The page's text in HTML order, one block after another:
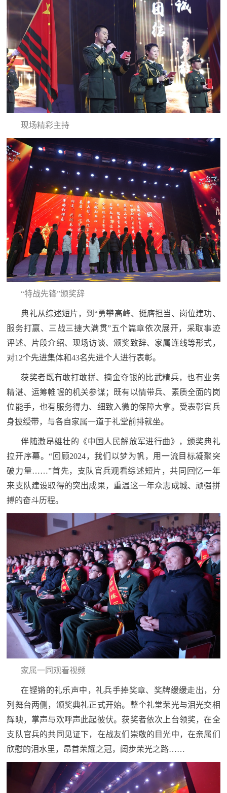
弟
兵
员
防
空
人
民
防
空
国
防
智
库
国
库
英
模
英
雄
模
范
役
人
风
采
役
人
风
采
役
军
人
服
务
退
役
军
服
务
文
化
防
文
化
国
防
红
色
文
现场精彩主持
“特战先锋”颁奖辞
典礼从综述短片，到“勇攀高峰、挺膺担当、岗位建功、
服务打赢、三战三捷大满贯”五个篇章依次展开，采取事迹
评述、片段介绍、现场访谈、颁奖致辞、家属连线等形式，
对12个先进集体和43名先进个人进行表彰。
获奖者既有敢打敢拼、摘金夺银的比武精兵，也有业务
精湛、运筹帷幄的机关参谋；既有以情带兵、素质全面的岗
位能手，也有服务得力、细致入微的保障大拿。受表彰官兵
身披绶带，与各自家属一道于礼堂前排就坐。
伴随激昂雄壮的《中国人民解放军进行曲》，颁奖典礼
拉开序幕。“回顾2024，我们以梦为帆，用一流目标凝聚突
破力量……”首先，支队官兵观看综述短片，共同回忆一年
来支队建设取得的突出成果，重温这一年众志成城、顽强拼
搏的奋斗历程。
家属一同观看视频
在铿锵的礼乐声中，礼兵手捧奖章、奖牌缓缓走出，分
列舞台两侧，颁奖典礼正式开始。整个礼堂荣光与泪光交相
辉映，掌声与欢呼声此起彼伏。获奖者依次上台领奖，在全
支队官兵的共同见证下，在战友们崇敬的目光中，在亲属们
欣慰的泪水里，昂首荣耀之冠，阔步荣光之路……